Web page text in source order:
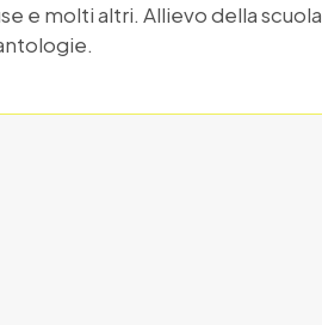
e molti altri. Allievo della scuola